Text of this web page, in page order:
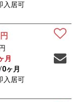
入居可
円
月
0ヶ月
入居可